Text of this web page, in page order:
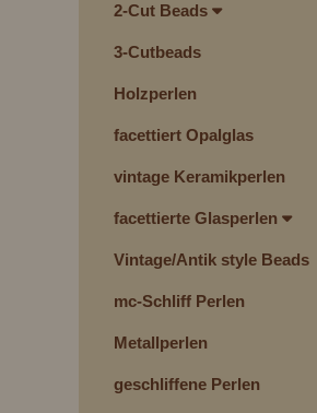
2-Cut Beads
3-Cutbeads
Holzperlen
facettiert Opalglas
vintage Keramikperlen
facettierte Glasperlen
Vintage/Antik style Beads
mc-Schliff Perlen
Metallperlen
geschliffene Perlen